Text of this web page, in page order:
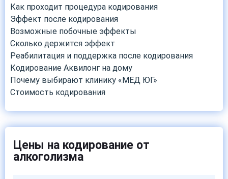
Как проходит процедура кодирования
Эффект после кодирования
Возможные побочные эффекты
Сколько держится эффект
Реабилитация и поддержка после кодирования
Кодирование Аквилонг на дому
Почему выбирают клинику «МЕД ЮГ»
Стоимость кодирования
Цены на кодирование от
алкоголизма